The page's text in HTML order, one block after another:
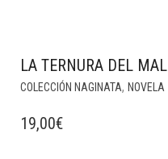
LA TERNURA DEL MAL
COLECCIÓN NAGINATA, NOVELA
19,00€